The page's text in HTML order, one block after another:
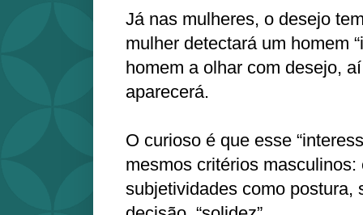
Já nas mulheres, o desejo
mulher detectará um homem
homem a olhar com desejo,
aparecerá.
O curioso é que esse
mesmos critérios masculinos:
subjetividades como postura,